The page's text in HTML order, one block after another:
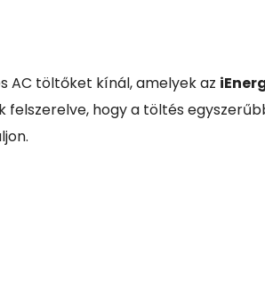
AC töltőket kínál, amelyek az
hogy a töltés